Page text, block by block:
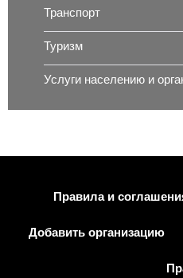
Транспорт
Туризм
Услуги населению и
Правила и
Добавить организацию